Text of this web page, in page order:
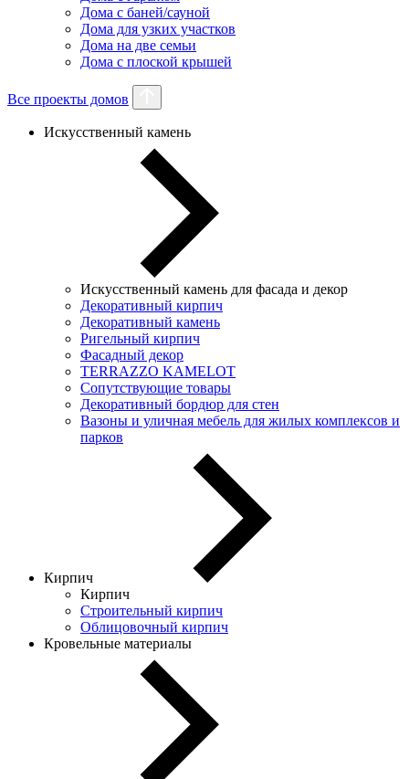
Дома с баней/сауной
Дома для узких участков
Дома на две семьи
Дома с плоской крышей
Все проекты домов
Искусственный камень
Искусственный камень для фасада и декор
Декоративный кирпич
Декоративный камень
Ригельный кирпич
Фасадный декор
TERRAZZO KAMELOT
Сопутствующие товары
Декоративный бордюр для стен
Вазоны и уличная мебель для жилых комплексов и
парков
Кирпич
Кирпич
Строительный кирпич
Облицовочный кирпич
Кровельные материалы